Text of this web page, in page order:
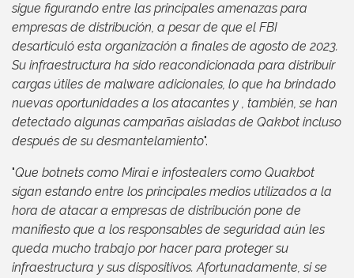
sigue figurando entre las principales amenazas para
empresas de distribución, a pesar de que el FBI
desarticuló esta organización a finales de agosto de 2023.
Su infraestructura ha sido reacondicionada para distribuir
cargas útiles de malware adicionales, lo que ha brindado
nuevas oportunidades a los atacantes y , también, se han
detectado algunas campañas aisladas de Qakbot incluso
después de su desmantelamiento".
"Que botnets como Mirai e infostealers como Quakbot
sigan estando entre los principales medios utilizados a la
hora de atacar a empresas de distribución pone de
manifiesto que a los responsables de seguridad aún les
queda mucho trabajo por hacer para proteger su
infraestructura y sus dispositivos. Afortunadamente, si se